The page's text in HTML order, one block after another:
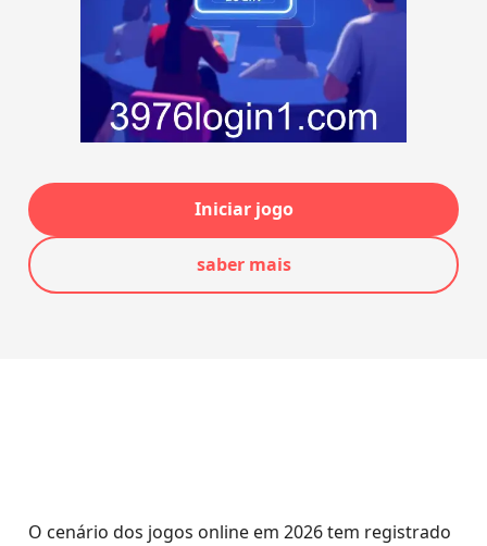
Iniciar jogo
saber mais
O cenário dos jogos online em 2026 tem registrado